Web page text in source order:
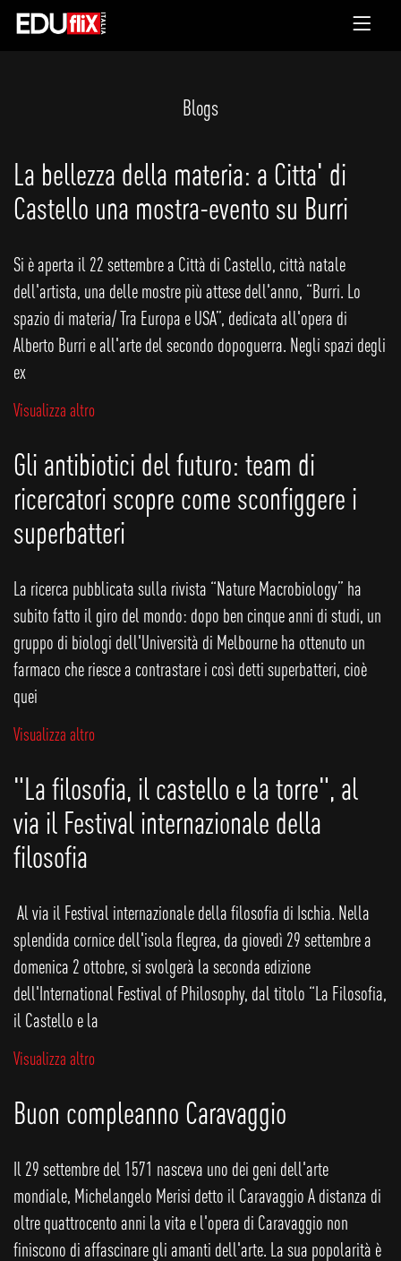
Blogs
La bellezza della materia: a Citta' di
Castello una mostra-evento su Burri
Si è aperta il 22 settembre a Città di Castello, città natale
dell'artista, una delle mostre più attese dell'anno, “Burri. Lo
spazio di materia/ Tra Europa e USA”, dedicata all'opera di
Alberto Burri e all'arte del secondo dopoguerra. Negli spazi degli
ex
Visualizza altro
Gli antibiotici del futuro: team di
ricercatori scopre come sconfiggere i
superbatteri
La ricerca pubblicata sulla rivista “Nature Macrobiology” ha
subito fatto il giro del mondo: dopo ben cinque anni di studi, un
gruppo di biologi dell'Università di Melbourne ha ottenuto un
farmaco che riesce a contrastare i così detti superbatteri, cioè
quei
Visualizza altro
"La filosofia, il castello e la torre", al
via il Festival internazionale della
filosofia
Al via il Festival internazionale della filosofia di Ischia. Nella
splendida cornice dell'isola flegrea, da giovedì 29 settembre a
domenica 2 ottobre, si svolgerà la seconda edizione
dell'International Festival of Philosophy, dal titolo “La Filosofia,
il Castello e la
Visualizza altro
Buon compleanno Caravaggio
Il 29 settembre del 1571 nasceva uno dei geni dell'arte
mondiale, Michelangelo Merisi detto il Caravaggio A distanza di
oltre quattrocento anni la vita e l'opera di Caravaggio non
finiscono di affascinare gli amanti dell'arte. La sua popolarità è